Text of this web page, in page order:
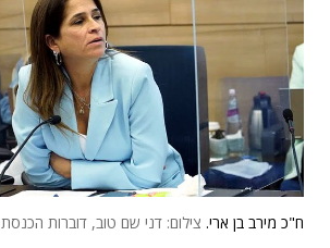
ח"כ מירב בן ארי. צילום: דני שם טוב, דוברות הכנסת